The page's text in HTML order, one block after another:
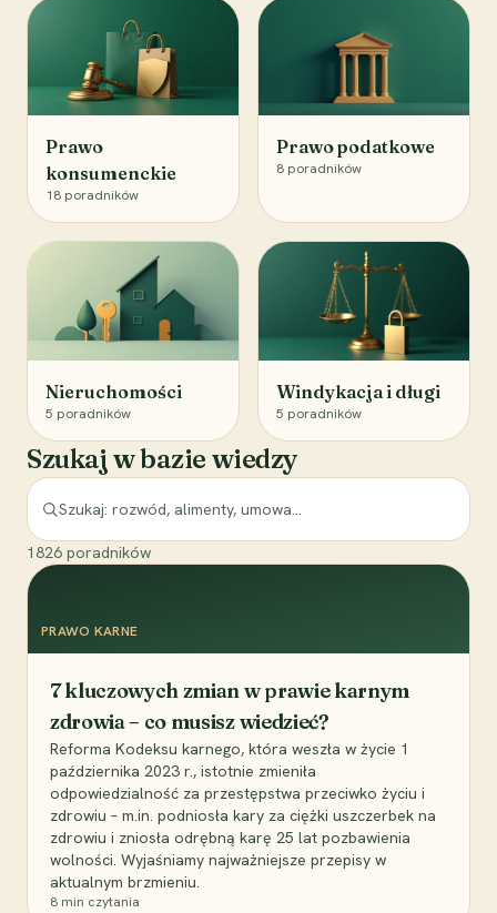
Prawo
konsumenckie
18 poradników
Prawo podatkowe
8 poradników
Nieruchomości
5 poradników
Windykacja i długi
5 poradników
Szukaj w bazie wiedzy
1826 poradników
PRAWO KARNE
7 kluczowych zmian w prawie karnym
zdrowia – co musisz wiedzieć?
Reforma Kodeksu karnego, która weszła w życie 1
października 2023 r., istotnie zmieniła
odpowiedzialność za przestępstwa przeciwko życiu i
zdrowiu – m.in. podniosła kary za ciężki uszczerbek na
zdrowiu i zniosła odrębną karę 25 lat pozbawienia
wolności. Wyjaśniamy najważniejsze przepisy w
aktualnym brzmieniu.
8 min czytania